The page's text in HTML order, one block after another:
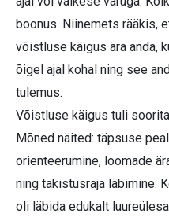
boonus. Niinemets rääkis,
võistluse käigus ära anda,
õigel ajal kohal ning see
tulemus.
Võistluse käigus tuli
Mõned näited: täpsuse
orienteerumine, loomade
ning takistusraja läbimine.
oli läbida edukalt